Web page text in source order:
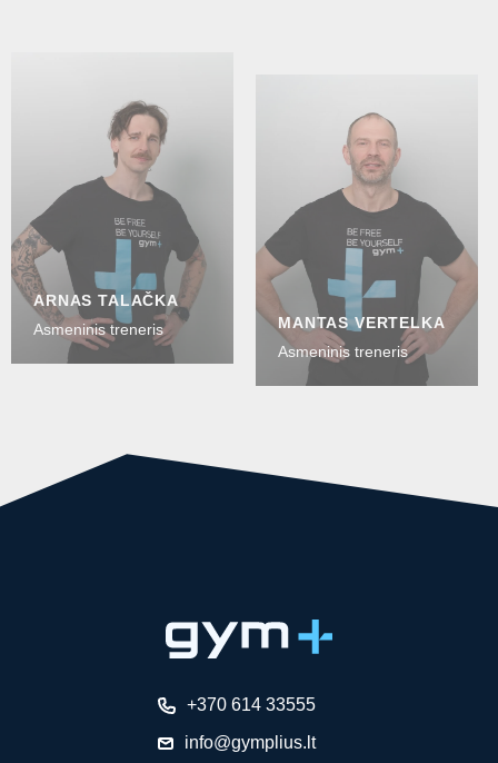
ARNAS TALAČKA
Asmeninis treneris
MANTAS VERTELKA
Asmeninis treneris
+370 614 33555
info@gymplius.lt